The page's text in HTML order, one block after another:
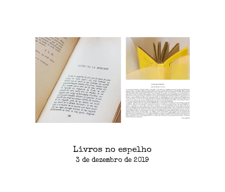
Livros no espelho
3 de dezembro de 2019